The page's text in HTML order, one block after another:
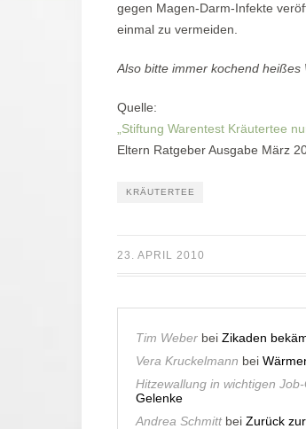
gegen Magen-Darm-Infekte
einmal zu vermeiden.
Also bitte immer kochend heißes
Quelle:
„Stiftung Warentest Kräutertee
Eltern Ratgeber Ausgabe März
KRÄUTERTEE
23. APRIL 2010
Tim Weber bei Zikaden
Vera Kruckelmann bei
Hitzewallung in wichtigen
Gelenke
Andrea Schmittbei Zurück